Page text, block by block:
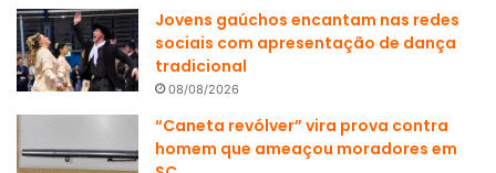
Jovens gaúchos encantam nas redes
sociais com apresentação de dança
tradicional
08/08/2026
“Caneta revólver” vira prova contra
homem que ameaçou moradores em